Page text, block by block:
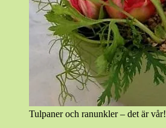
Tulpaner och ranunkler – det är vår!